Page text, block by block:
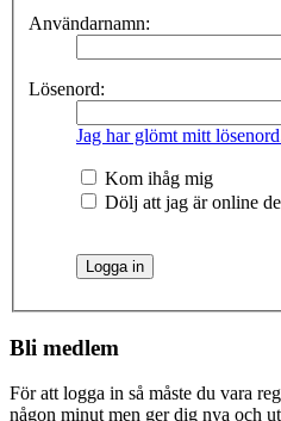
Användarnamn:
Lösenord:
Jag har glömt mitt
Kom ihåg mig
Dölj att jag är online
Bli medlem
För att logga in så måste du vara
någon minut men ger dig nya och